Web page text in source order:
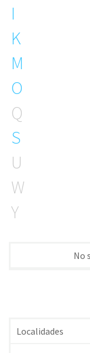
I
K
M
O
Q
S
U
W
Y
No
Localidades